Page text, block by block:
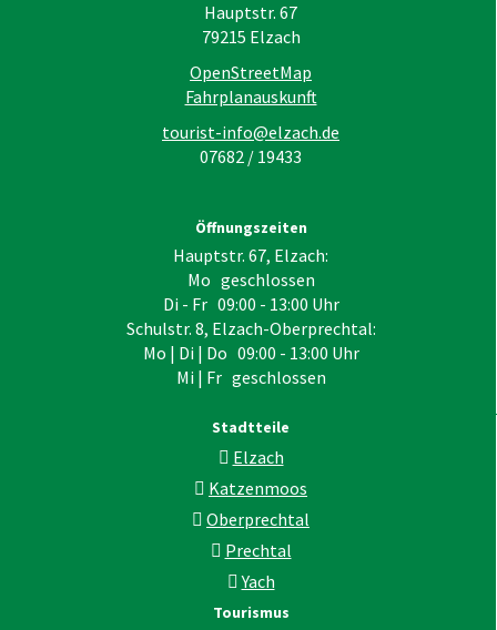
Hauptstr. 67
79215 Elzach
OpenStreetMap
Fahrplanauskunft
tourist-info@elzach.de
07682 / 19433
Öffnungszeiten
Hauptstr. 67, Elzach:
Mo geschlossen
Di - Fr 09:00 - 13:00 Uhr
Schulstr. 8, Elzach-Oberprechtal:
Mo | Di | Do 09:00 - 13:00 Uhr
Mi | Fr geschlossen
Stadtteile
Elzach
Katzenmoos
Oberprechtal
Prechtal
Yach
Tourismus